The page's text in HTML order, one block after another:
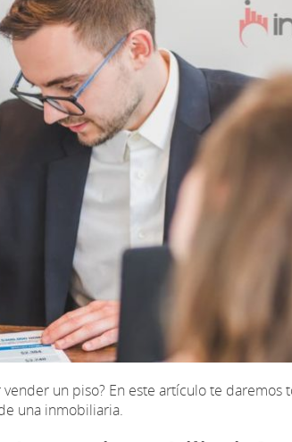
un piso? En este artículo te daremos
una inmobiliaria.